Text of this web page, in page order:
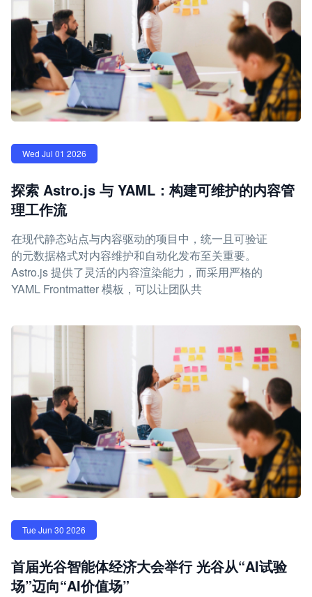
Wed Jul 01 2026
探索 Astro.js 与 YAML：构建可维护的内容管
理工作流
在现代静态站点与内容驱动的项目中，统一且可验证
的元数据格式对内容维护和自动化发布至关重要。
Astro.js 提供了灵活的内容渲染能力，而采用严格的
YAML Frontmatter 模板，可以让团队共
Tue Jun 30 2026
首届光谷智能体经济大会举行 光谷从“AI试验
场”迈向“AI价值场”